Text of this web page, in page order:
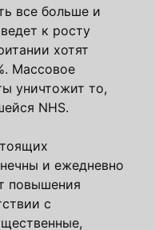
все больше и
к росту
хотят
Массовое
уничтожит то,
NHS.
и ежедневно
повышения
с